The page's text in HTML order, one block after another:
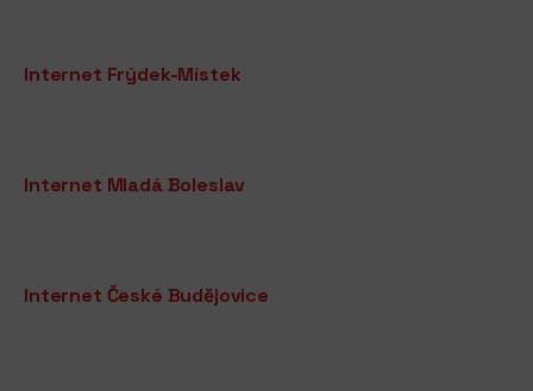
Internet Frýdek-Místek
Internet Mladá Boleslav
Internet České Budějovice